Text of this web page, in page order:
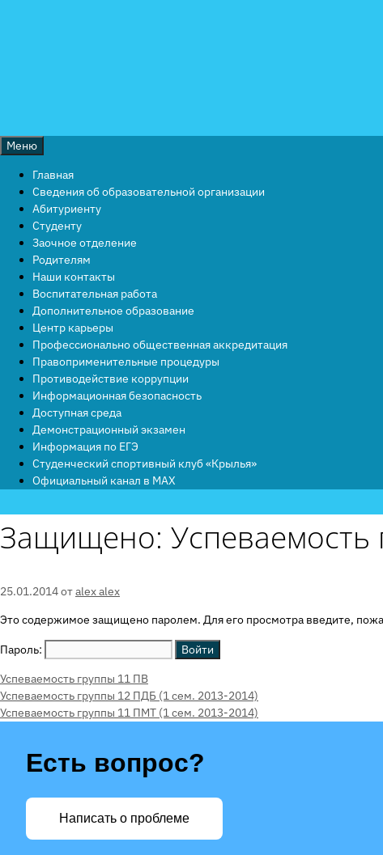
Меню
Главная
Сведения об образовательной организации
Абитуриенту
Студенту
Заочное отделение
Родителям
Наши контакты
Воспитательная работа
Дополнительное образование
Центр карьеры
Профессионально общественная аккредитация
Правоприменительные процедуры
Противодействие коррупции
Информационная безопасность
Доступная среда
Демонстрационный экзамен
Информация по ЕГЭ
Студенческий спортивный клуб «Крылья»
Официальный канал в MAX
Защищено: Успеваемость
25.01.2014отalex alex
Это содержимое защищено паролем. Для его просмотра введите,
Пароль:
Рубрики
Успеваемость группы 11 ПВ
Успеваемость группы 12 ПДБ (1 сем. 2013-2014)
Успеваемость группы 11 ПМТ (1 сем. 2013-2014)
Есть вопрос?
Написать о проблеме